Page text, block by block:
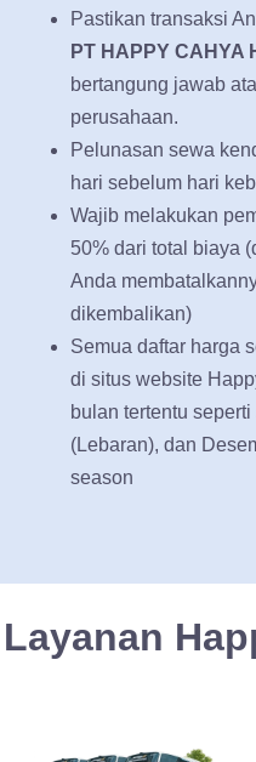
Pastikan transaksi
PT HAPPY CAHYA
bertangung jawab
perusahaan.
Pelunasan sewa
hari sebelum hari
Wajib melakukan
50% dari total biaya
Anda
dikembalikan)
Semua daftar harga
di situs website
bulan tertentu
(Lebaran), dan
season
Layanan